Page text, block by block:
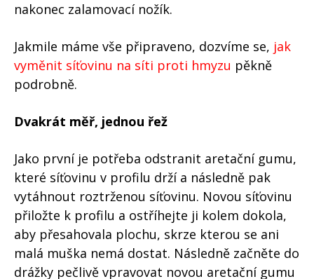
nakonec zalamovací nožík.
Jakmile máme vše připraveno, dozvíme se, jak
vyměnit síťovinu na síti proti hmyzu pěkně
podrobně.
Dvakrát měř, jednou řež
Jako první je potřeba odstranit aretační gumu,
které síťovinu v profilu drží a následně pak
vytáhnout roztrženou síťovinu. Novou síťovinu
přiložte k profilu a ostříhejte ji kolem dokola,
aby přesahovala plochu, skrze kterou se ani
malá muška nemá dostat. Následně začněte do
drážky pečlivě vpravovat novou aretační gumu